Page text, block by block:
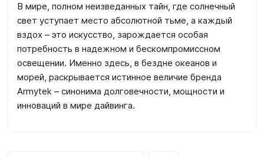
Детям
Бассейн
SUP-
сёрфинг
Подарочные
В мире, полном неизведанных тайн, где солнечный
свет уступает место абсолютной тьме, а каждый
вздох – это искусство, зарождается особая
потребность в надежном и бескомпромиссном
освещении. Именно здесь, в бездне океанов и
морей, раскрывается истинное величие бренда
Armytek – синонима долговечности, мощности и
инноваций в мире дайвинга.